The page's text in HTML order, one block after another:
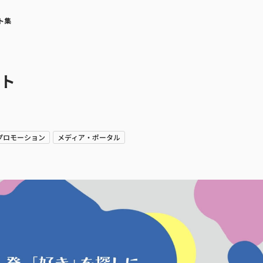
集
ロモーション メディア・ポータル